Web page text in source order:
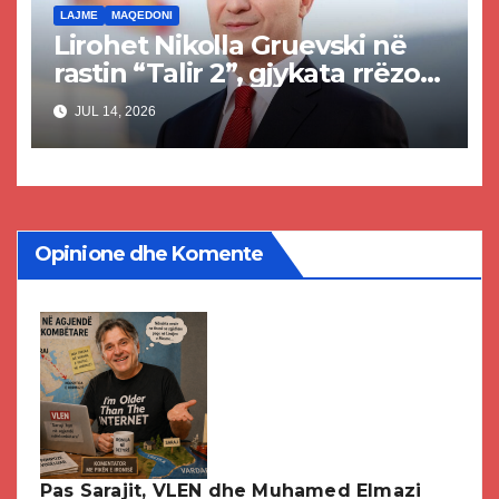
LAJME MAQEDONI
Lirohet Nikolla Gruevski në
rastin “Talir 2”, gjykata rrëzon
akuzat për ndërtimin e
paligjshëm të selisë së VMRO-
DPMNE-së
JUL 14, 2026
Opinione dhe Komente
Pas Sarajit, VLEN dhe Muhamed Elmazi